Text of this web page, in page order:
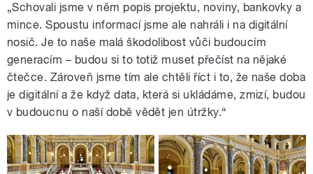
„Schovali jsme v něm popis projektu, noviny, bankovky a
mince. Spoustu informací jsme ale nahráli i na digitální
nosič. Je to naše malá škodolibost vůči budoucím
generacím – budou si to totiž muset přečíst na nějaké
čtečce. Zároveň jsme tím ale chtěli říct i to, že naše doba
je digitální a že když data, která si ukládáme, zmizí, budou
v budoucnu o naší době vědět jen útržky.“